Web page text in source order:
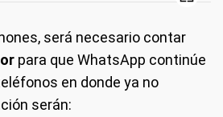
será necesario contar
para que WhatsApp continúe
en donde ya no
serán: